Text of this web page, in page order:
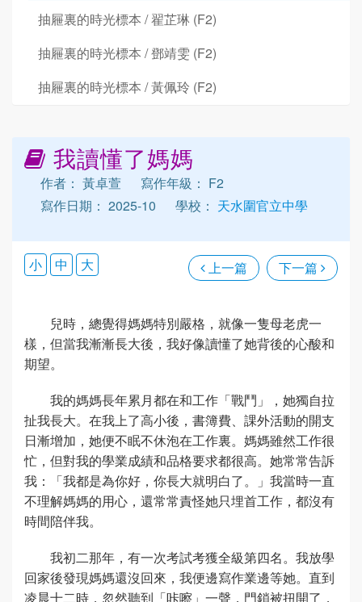
抽屜裏的時光標本 / 翟芷琳 (F2)
抽屜裏的時光標本 / 鄧靖雯 (F2)
抽屜裏的時光標本 / 黃佩玲 (F2)
我讀懂了媽媽
作者： 黃卓萱
寫作年級： F2
寫作日期： 2025-10
學校： 天水圍官立中學
上一篇 下一篇
小 中 大
兒時，總覺得媽媽特別嚴格，就像一隻母老虎一
樣，但當我漸漸長大後，我好像讀懂了她背後的心酸和
期望。
我的媽媽長年累月都在和工作「戰鬥」，她獨自拉
扯我長大。在我上了高小後，書簿費、課外活動的開支
日漸增加，她便不眠不休泡在工作裏。媽媽雖然工作很
忙，但對我的學業成績和品格要求都很高。她常常告訴
我：「我都是為你好，你長大就明白了。」我當時一直
不理解媽媽的用心，還常常責怪她只埋首工作，都沒有
時間陪伴我。
我初二那年，有一次考試考獲全級第四名。我放學
回家後發現媽媽還沒回來，我便邊寫作業邊等她。直到
凌晨十二時，忽然聽到「咔嚓」一聲，門鎖被扭開了，